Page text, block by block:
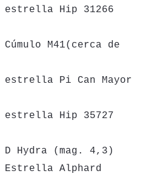
Hip 31266
M41(cerca de
Pi Can Mayor
Hip 35727
(mag. 4,3)
Alphard